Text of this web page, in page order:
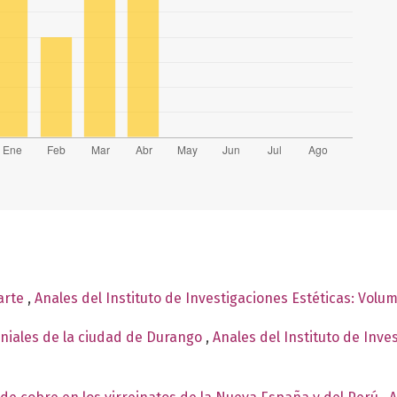
, Anales del Instituto de Investigaciones Estéticas:
de la ciudad de Durango , Anales del Instituto de